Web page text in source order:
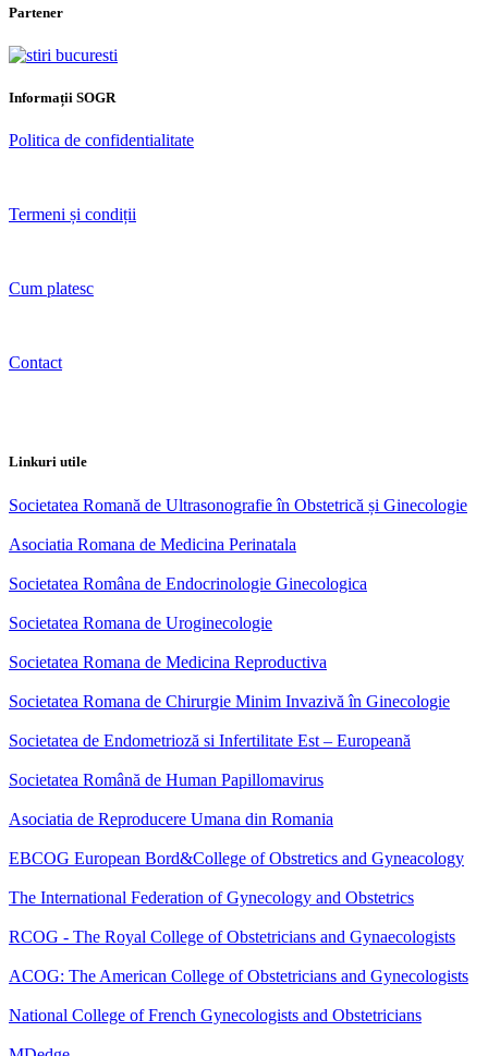
Partener
Informații SOGR
Politica de confidentialitate
Termeni și condiții
Cum platesc
Contact
Linkuri utile
Societatea Romană de Ultrasonografie în Obstetrică și Ginecologie
Asociatia Romana de Medicina Perinatala
Societatea Româna de Endocrinologie Ginecologica
Societatea Romana de Uroginecologie
Societatea Romana de Medicina Reproductiva
Societatea Romana de Chirurgie Minim Invazivă în Ginecologie
Societatea de Endometrioză si Infertilitate Est – Europeană
Societatea Română de Human Papillomavirus
Asociatia de Reproducere Umana din Romania
EBCOG European Bord&College of Obstretics and Gyneacology
The International Federation of Gynecology and Obstetrics
RCOG - The Royal College of Obstetricians and Gynaecologists
ACOG: The American College of Obstetricians and Gynecologists
National College of French Gynecologists and Obstetricians